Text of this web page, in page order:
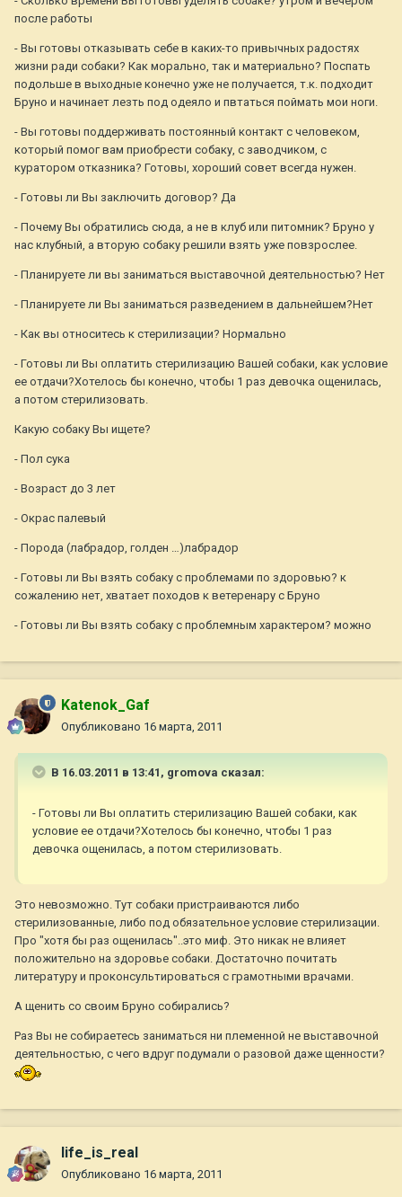
после работы
- Вы готовы отказывать себе в каких-то привычных радостях
жизни ради собаки? Как морально, так и материально? Поспать
подольше в выходные конечно уже не получается, т.к. подходит
Бруно и начинает лезть под одеяло и пвтаться поймать мои ноги.
- Вы готовы поддерживать постоянный контакт с человеком,
который помог вам приобрести собаку, с заводчиком, с
куратором отказника? Готовы, хороший совет всегда нужен.
- Готовы ли Вы заключить договор? Да
- Почему Вы обратились сюда, а не в клуб или питомник? Бруно у
нас клубный, а вторую собаку решили взять уже повзрослее.
- Планируете ли вы заниматься выставочной деятельностью? Нет
- Планируете ли Вы заниматься разведением в дальнейшем?Нет
- Как вы относитесь к стерилизации? Нормально
- Готовы ли Вы оплатить стерилизацию Вашей собаки, как условие
ее отдачи?Хотелось бы конечно, чтобы 1 раз девочка ощенилась,
а потом стерилизовать.
Какую собаку Вы ищете?
- Пол сука
- Возраст до 3 лет
- Окрас палевый
- Порода (лабрадор, голден …)лабрадор
- Готовы ли Вы взять собаку с проблемами по здоровью? к
сожалению нет, хватает походов к ветеренару с Бруно
- Готовы ли Вы взять собаку с проблемным характером? можно
Katenok_Gaf
Опубликовано 16 марта, 2011
В 16.03.2011 в 13:41, gromova сказал:
- Готовы ли Вы оплатить стерилизацию Вашей собаки, как
условие ее отдачи?Хотелось бы конечно, чтобы 1 раз
девочка ощенилась, а потом стерилизовать.
Это невозможно. Тут собаки пристраиваются либо
стерилизованные, либо под обязательное условие стерилизации.
Про "хотя бы раз ощенилась"..это миф. Это никак не влияет
положительно на здоровье собаки. Достаточно почитать
литературу и проконсультироваться с грамотными врачами.
А щенить со своим Бруно собирались?
Раз Вы не собираетесь заниматься ни племенной не выставочной
деятельностью, с чего вдруг подумали о разовой даже щенности?
life_is_real
Опубликовано 16 марта, 2011